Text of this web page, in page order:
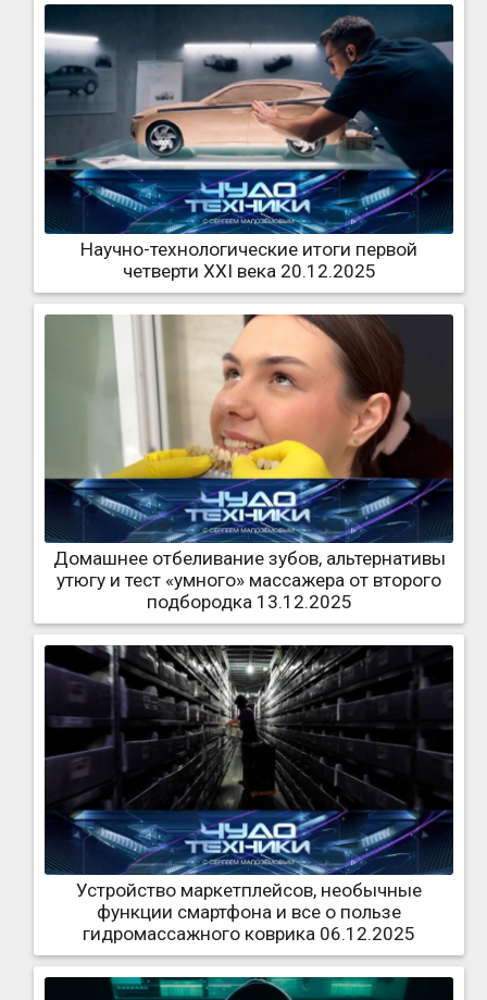
Научно-технологические итоги первой
четверти XXI века 20.12.2025
Домашнее отбеливание зубов, альтернативы
утюгу и тест «умного» массажера от второго
подбородка 13.12.2025
Устройство маркетплейсов, необычные
функции смартфона и все о пользе
гидромассажного коврика 06.12.2025